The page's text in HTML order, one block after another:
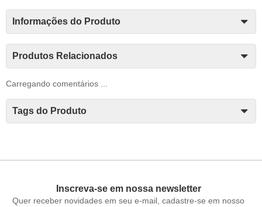
Informações do Produto
Produtos Relacionados
Carregando comentários ...
Tags do Produto
Inscreva-se em nossa newsletter
Quer receber novidades em seu e-mail, cadastre-se em nosso